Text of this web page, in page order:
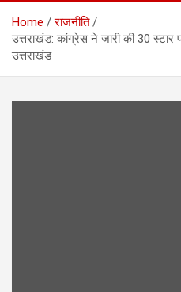
Home
राजनीति
उत्तराखंड: कांग्रेस ने जारी की 30
उत्तराखंड